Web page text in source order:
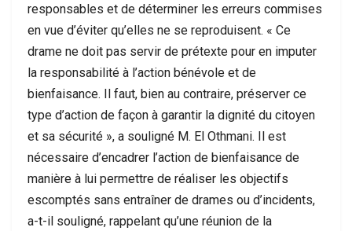
responsables et de déterminer les erreurs commises
en vue d’éviter qu’elles ne se reproduisent. « Ce
drame ne doit pas servir de prétexte pour en imputer
la responsabilité à l’action bénévole et de
bienfaisance. Il faut, bien au contraire, préserver ce
type d’action de façon à garantir la dignité du citoyen
et sa sécurité », a souligné M. El Othmani. Il est
nécessaire d’encadrer l’action de bienfaisance de
manière à lui permettre de réaliser les objectifs
escomptés sans entraîner de drames ou d’incidents,
a-t-il souligné, rappelant qu’une réunion de la